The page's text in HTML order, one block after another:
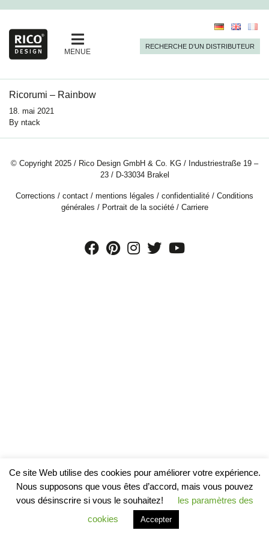
MENUE
RECHERCHE D’UN DISTRIBUTEUR
Ricorumi – Rainbow
18. mai 2021
By ntack
© Copyright 2025 / Rico Design GmbH & Co. KG / Industriestraße 19 –
23 / D-33034 Brakel
Corrections / contact / mentions légales / confidentialité / Conditions
générales / Portrait de la société/ Carriere
Ce site Web utilise des cookies pour améliorer votre expérience.
Nous supposons que vous êtes d’accord, mais vous pouvez
vous désinscrire si vous le souhaitez!
les paramètres des
cookies
Accepter